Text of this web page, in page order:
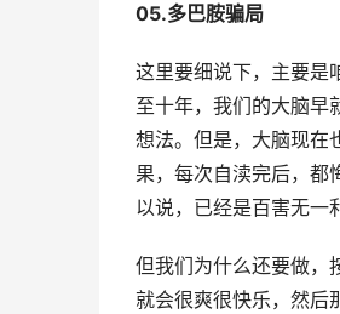
05.多巴胺骗局
这里要细说下，主要是
至十年，我们的大脑早
想法。但是，大脑现在
果，每次自渎完后，都
以说，已经是百害无一
但我们为什么还要做，
就会很爽很快乐，然后